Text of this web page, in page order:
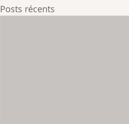
Posts récents